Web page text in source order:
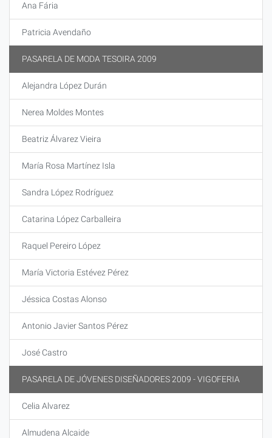
Ana Fária
Patricia Avendaño
PASARELA DE MODA TESOIRA 2009
Alejandra López Durán
Nerea Moldes Montes
Beatriz Álvarez Vieira
María Rosa Martínez Isla
Sandra López Rodríguez
Catarina López Carballeira
Raquel Pereiro López
María Victoria Estévez Pérez
Jéssica Costas Alonso
Antonio Javier Santos Pérez
José Castro
PASARELA DE JÓVENES DISEÑADORES 2009 - VIGOFERIA
Celia Alvarez
Almudena Alcaide